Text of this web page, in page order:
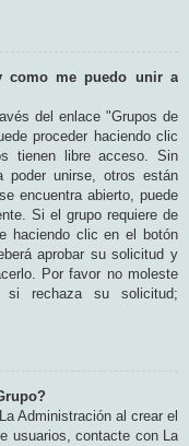
como me puedo unir a
del enlace "Grupos de
proceder haciendo clic
tienen libre acceso. Sin
poder unirse, otros están
encuentra abierto, puede
Si el grupo requiere de
haciendo clic en el botón
aprobar su solicitud y
Por favor no moleste
si rechaza su solicitud;
Administración al crear el
usuarios, contacte con La